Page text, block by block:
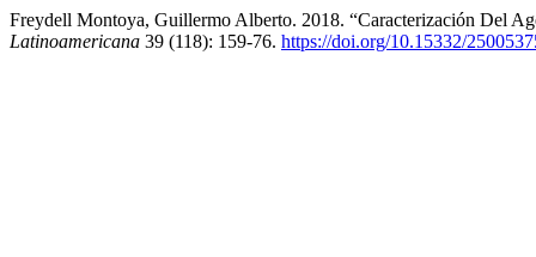
Freydell Montoya, Guillermo Alberto. 2018. “Caracterización Del
Latinoamericana 39 (118): 159-76. https://doi.org/10.15332/